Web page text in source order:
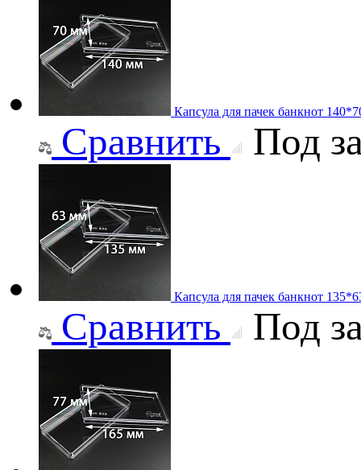
Капсула для пачек банкнот
Сравнить Под
Капсула для пачек банкнот
Сравнить Под